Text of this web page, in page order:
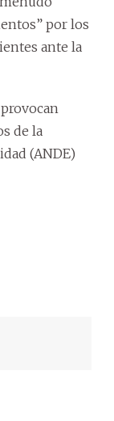
por los
ante la
de la
(ANDE)